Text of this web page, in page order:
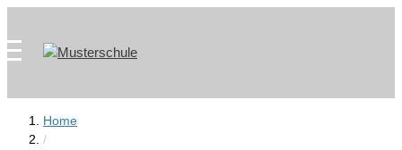
springen
content
Home
/